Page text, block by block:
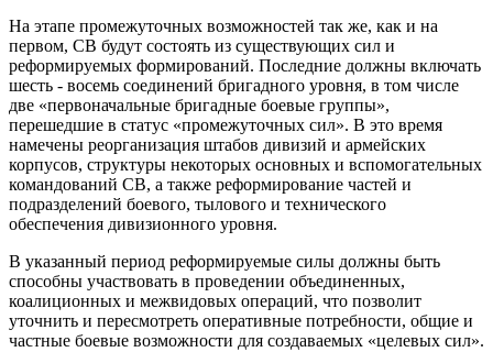
На этапе промежуточных возможностей так же, как и на
первом, СВ будут состоять из существующих сил и
реформируемых формирований. Последние должны включать
шесть - восемь соединений бригадного уровня, в том числе
две «первоначальные бригадные боевые группы»,
перешедшие в статус «промежуточных сил». В это время
намечены реорганизация штабов дивизий и армейских
корпусов, структуры некоторых основных и вспомогательных
командований СВ, а также реформирование частей и
подразделений боевого, тылового и технического
обеспечения дивизионного уровня.
В указанный период реформируемые силы должны быть
способны участвовать в проведении объединенных,
коалиционных и межвидовых операций, что позволит
уточнить и пересмотреть оперативные потребности, общие и
частные боевые возможности для создаваемых «целевых сил».